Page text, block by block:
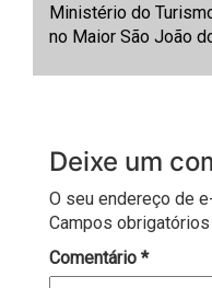
Ministério do
no Maior São João
Deixe um
O seu endereço de
Campos
Comentário *